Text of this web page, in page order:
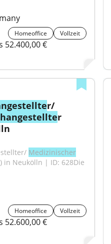
Homeoffice Vollzeit
52.400,00 €
r/
r
Medizinischer
in Neukölln | ID: 628Die
Homeoffice Vollzeit
52.600,00 €